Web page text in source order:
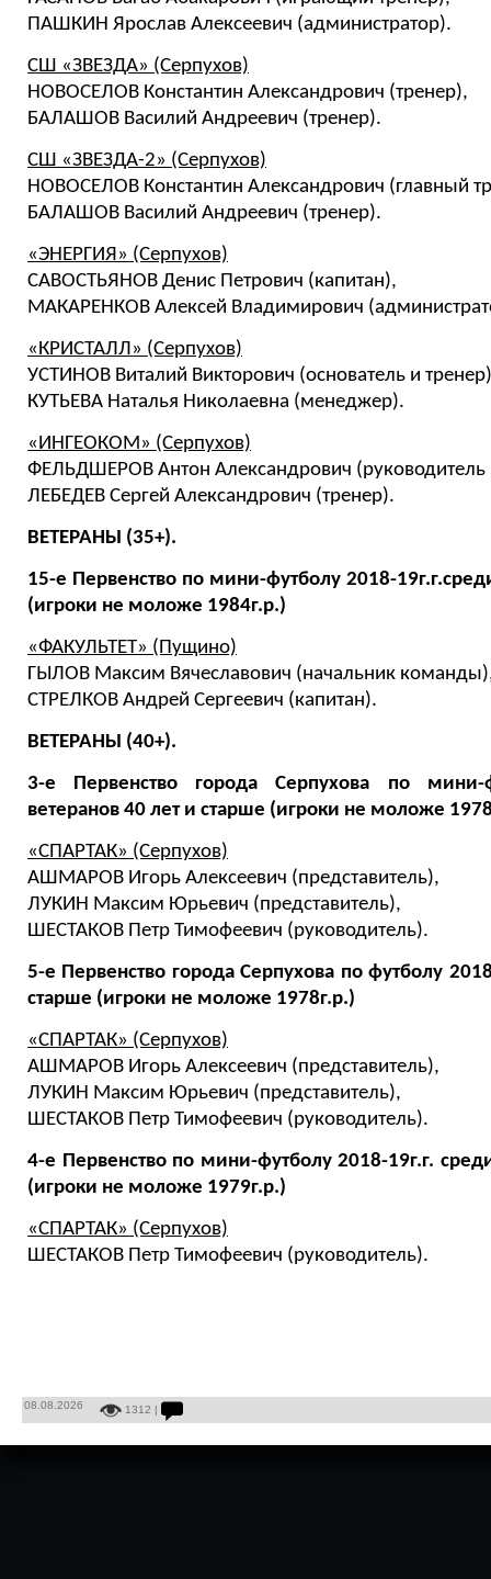
ПАШКИН Ярослав Алексеевич (администратор).
СШ «ЗВЕЗДА» (Серпухов)
НОВОСЕЛОВ Константин Александрович (тренер),
БАЛАШОВ Василий Андреевич (тренер).
СШ «ЗВЕЗДА-2» (Серпухов)
НОВОСЕЛОВ Константин Александрович (главный
БАЛАШОВ Василий Андреевич (тренер).
«ЭНЕРГИЯ» (Серпухов)
САВОСТЬЯНОВ Денис Петрович (капитан),
МАКАРЕНКОВ Алексей Владимирович
«КРИСТАЛЛ» (Серпухов)
УСТИНОВ Виталий Викторович (основатель и
КУТЬЕВА Наталья Николаевна (менеджер).
«ИНГЕОКОМ» (Серпухов)
ФЕЛЬДШЕРОВ Антон Александрович
ЛЕБЕДЕВ Сергей Александрович (тренер).
ВЕТЕРАНЫ (35+).
15-е Первенство по мини-футболу 2018-
(игроки не моложе 1984г.р.)
«ФАКУЛЬТЕТ» (Пущино)
ГЫЛОВ Максим Вячеславович (начальник
СТРЕЛКОВ Андрей Сергеевич (капитан).
ВЕТЕРАНЫ (40+).
3-е Первенство города Серпухова по мини-
ветеранов 40 лет и старше (игроки не моложе
«СПАРТАК» (Серпухов)
АШМАРОВ Игорь Алексеевич (представитель),
ЛУКИН Максим Юрьевич (представитель),
ШЕСТАКОВ Петр Тимофеевич (руководитель).
5-е Первенство города Серпухова по футболу
старше (игроки не моложе 1978г.р.)
«СПАРТАК» (Серпухов)
АШМАРОВ Игорь Алексеевич (представитель),
ЛУКИН Максим Юрьевич (представитель),
ШЕСТАКОВ Петр Тимофеевич (руководитель).
4-е Первенство по мини-футболу 2018-19г.г.
(игроки не моложе 1979г.р.)
«СПАРТАК» (Серпухов)
ШЕСТАКОВ Петр Тимофеевич (руководитель).
08.08.2026 1312 |